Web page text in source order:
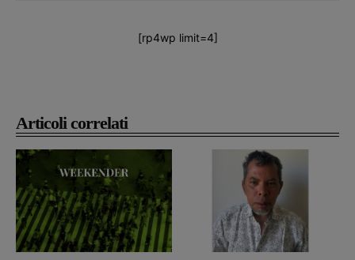
Articoli correlati
[rp4wp limit=4]